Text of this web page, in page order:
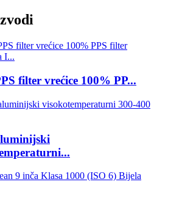
filter vrećice 100% PP...